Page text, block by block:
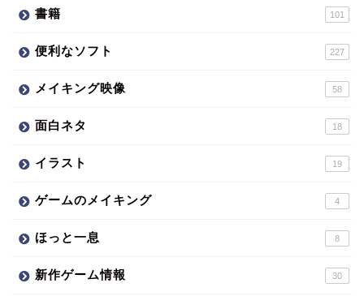
書籍 101
便利なソフト 227
メイキング映像 58
面白ネタ 18
イラスト 19
ゲームのメイキング 4
ほっと一息 8
新作ゲーム情報 30